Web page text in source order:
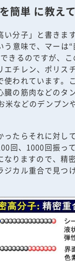
単 に教え
分子」と書きま
意味で、マーは
きるのですが、
チレン、ポリス
われています。
の筋肉などのタ
などのデンプン
たらそれに対し
回、1000回振っ
りますので、精
カル重合で見つ